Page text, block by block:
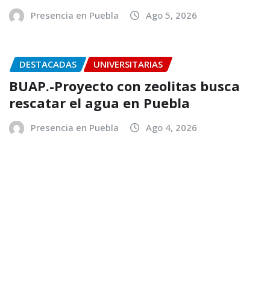
Presencia en Puebla Ago 5, 2026
DESTACADAS UNIVERSITARIAS
BUAP.-Proyecto con zeolitas busca
rescatar el agua en Puebla
Presencia en Puebla Ago 4, 2026